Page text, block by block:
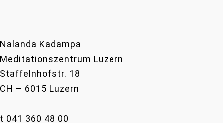
Nalanda Kadampa
Meditationszentrum Luzern
Staffelnhofstr. 18
CH – 6015 Luzern
t 041 360 48 00